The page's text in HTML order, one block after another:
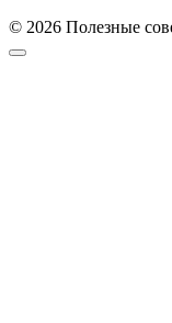
© 2026 Полезные